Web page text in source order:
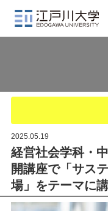
2025.05.19
経営社会学科・
開講座で「サス
場」をテーマに